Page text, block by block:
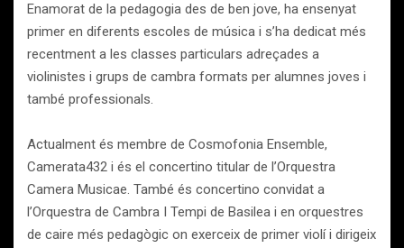
Enamorat de la pedagogia des de ben jove, ha ensenyat
primer en diferents escoles de música i s’ha dedicat més
recentment a les classes particulars adreçades a
violinistes i grups de cambra formats per alumnes joves i
també professionals.
Actualment és membre de Cosmofonia Ensemble,
Camerata432 i és el concertino titular de l’Orquestra
Camera Musicae. També és concertino convidat a
l’Orquestra de Cambra I Tempi de Basilea i en orquestres
de caire més pedagògic on exerceix de primer violí i dirigeix